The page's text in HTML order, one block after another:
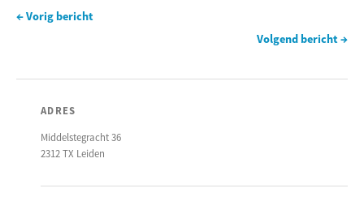
← Vorig bericht
Volgend bericht →
ADRES
Middelstegracht 36
2312 TX Leiden